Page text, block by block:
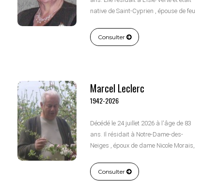
native de Saint-Cyprien , épouse de feu
Monsieur Arthur Dubé et de feu dame
Rose-de-Lima Dubé.
Consulter
Marcel Leclerc
1942-2026
Décédé le 24 juillet 2026 à l'âge de 83
ans. Il résidait à Notre-Dame-des-
Neiges , époux de dame Nicole Morais,
feu dame Madeleine Morais.
Consulter